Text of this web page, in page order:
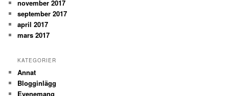
november 2017
september 2017
april 2017
mars 2017
KATEGORIER
Annat
Blogginlägg
Evenemang